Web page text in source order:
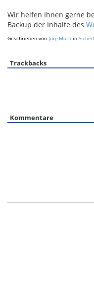
Wir helfen Ihnen gerne
Backup der Inhalte des
Geschrieben von Jörg Muth in
Trackbacks
Kommentare